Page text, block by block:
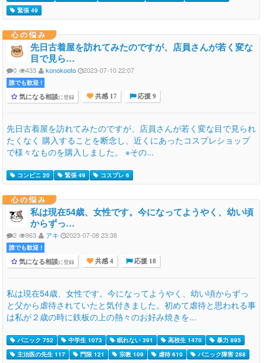
緊張 49
心の悩み
先日古着屋を訪れてみたのですが、店員さんが若く変な
目で見ら…
0 433 konokooto 2023-07-10 22:07
誰でも歓迎 !
気になる相談に登録 共感 17 応援 9
先日古着屋を訪れてみたのですが、店員さんが若く変な目で見られ
たくなく 購入することを断念し、近くにあったコスプレショップ
で様々なものを購入しました。 ※その...
コンビニ 20 緊張 49 コスプレ 6
心の悩み
私は現在54歳、女性です。今になってようやく、幼い頃
からずっ…
2 963 アキ 2023-07-08 23:38
誰でも歓迎 !
気になる相談に登録 共感 4 応援 18
私は現在54歳、女性です。今になってようやく、幼い頃からずっ
と父から虐待されていたと気付きました。初めて虐待と思われる事
は私が２歳の時に鉄板の上の熱々のお好み焼きを...
パニック 752 中学生 1073 眠れない 391 高校生 1470
暴力 895
主治医の先生 117
門限 121 宗教 109 虐待 610
パニック障害 288